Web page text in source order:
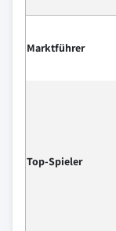
Marktführer
Top-Spieler